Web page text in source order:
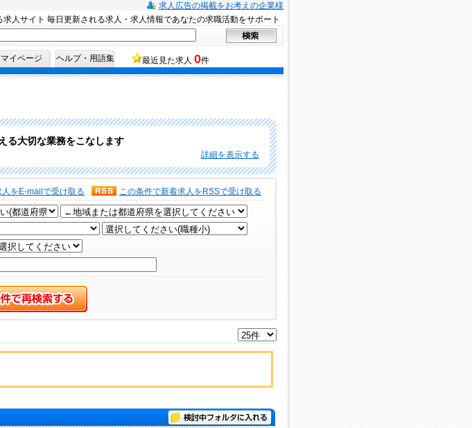
求人広告の掲載をお考えの企業様
人サイト 毎日更新される求人・求人情報であなたの求職活動をサポート
マイページ ヘルプ・用語集 最近見た求人 0件
る大切な業務をこなします
詳細を表示する
この条件で新着求人をRSSで受け取る
をE-mailで受け取る
検討中フォルダに入れる